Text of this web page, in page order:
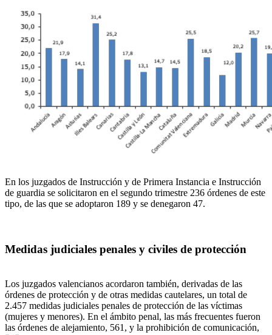
En los juzgados de Instrucción y de Primera Instancia e Instrucción
de guardia se solicitaron en el segundo trimestre 236 órdenes de este
tipo, de las que se adoptaron 189 y se denegaron 47.
Medidas judiciales penales y civiles de protección
Los juzgados valencianos acordaron también, derivadas de las
órdenes de protección y de otras medidas cautelares, un total de
2.457 medidas judiciales penales de protección de las víctimas
(mujeres y menores). En el ámbito penal, las más frecuentes fueron
las órdenes de alejamiento, 561, y la prohibición de comunicación,